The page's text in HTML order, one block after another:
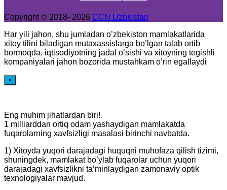
Copyright © 2018- 2026 CCN Uzbkistan
Har yili jahon, shu jumladan o’zbekiston mamlakatlarida
xitoy tilini biladigan mutaxassislarga bo’lgan talab ortib
bormoqda. iqtisodiyotning jadal o’sishi va xitoyning tegishli
kompaniyalari jahon bozorida mustahkam o’rin egallaydi
×
Eng muhim jihatlardan biri!
1 milliarddan ortiq odam yashaydigan mamlakatda
fuqarolarning xavfsizligi masalasi birinchi navbatda.
1) Xitoyda yuqori darajadagi huquqni muhofaza qilish tizimi,
shuningdek, mamlakat bo’ylab fuqarolar uchun yuqori
darajadagi xavfsizlikni ta’minlaydigan zamonaviy optik
texnologiyalar mavjud.